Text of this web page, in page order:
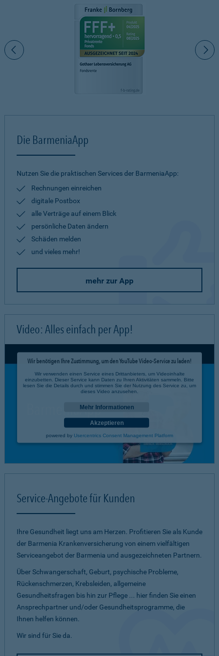
Die BarmeniaApp
Nutzen Sie die praktischen Services der BarmeniaApp:
Rechnungen einreichen
digitale Postbox
alle Verträge auf einem Blick
persönliche Daten ändern
Schäden melden
und vieles mehr!
mehr zur App
Video: Alles einfach per App!
Wir benötigen Ihre Zustimmung, um den YouTube Video-Service zu laden!
Wir verwenden einen Service eines Drittanbieters, um Videoinhalte
einzubetten. Dieser Service kann Daten zu Ihren Aktivitäten sammeln. Bitte
lesen Sie die Details durch und stimmen Sie der Nutzung des Service zu, um
dieses Video anzusehen.
Mehr Informationen
Akzeptieren
powered by Usercentrics Consent Management Platform
Service-Angebote für Kunden
Ihre Gesundheit liegt uns am Herzen. Profitieren Sie als Kunde
der Barmenia Krankenversicherung von einem vielfältigen
Serviceangebot der Barmenia und ausgezeichneten Partnern.
Über Schwangerschaft, Geburt, psychische Probleme,
Rückenschmerzen, Krebsleiden, allgemeine
Gesundheitsfragen bis hin zur Pflege ... hier finden Sie einen
Ansprechpartner und/oder Gesundheitsprogramme, die
Ihnen helfen können.
Wir sind für Sie da.